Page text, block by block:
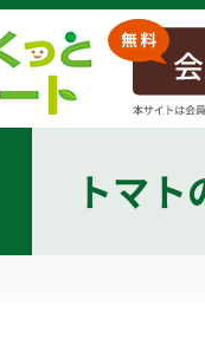
トマト